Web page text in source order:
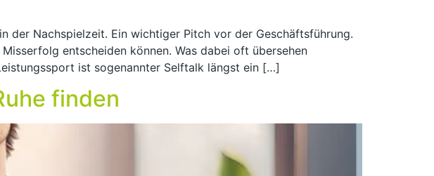
der Nachspielzeit. Ein wichtiger Pitch vor der Geschäftsführung.
entscheiden können. Was dabei oft übersehen
ist sogenannter Selftalk längst ein […]
finden